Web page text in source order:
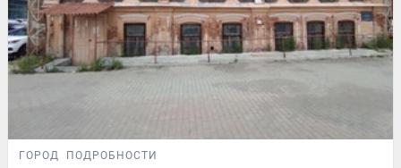
ГОРОД ПОДРОБНОСТИ